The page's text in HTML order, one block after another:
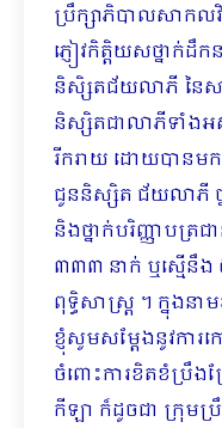
ប្រឹក្សាភិបាលសាកល
ភ្ញៀវកិត្តិយសថ្នាក់ដឹក
និសិ្សតជ័យលាភី នៃស
និស្សិតជាលាភីទាំងអស់
រីករាយ ដោយបានម
ជូននិស្សិត ជ័យលាភី ថ្ន
និងថ្នាក់បរិញ្ញាបត្រ
៣៣៣ នាក់ ឬស្មើនឹង​
ពុទ្ធិសាស្ត្រ ។ ក្នុងនា
ខ្ញុំសូមសម្តែងនូវការ
ចំពោះកា​រខិតខំប្រឹ
កីឡា ក៏ដូចជា ក្រុមប្